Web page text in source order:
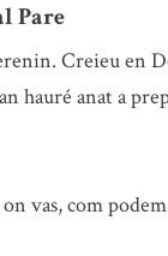
Pare
Creieu en
hauré anat a
vas, com